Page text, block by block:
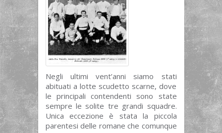
Negli ultimi vent’anni siamo stati
abituati a lotte scudetto scarne, dove
le principali contendenti sono state
sempre le solite tre grandi squadre.
Unica eccezione è stata la piccola
parentesi delle romane che comunque